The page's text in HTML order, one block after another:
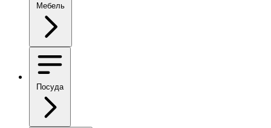
Мебель
Посуда